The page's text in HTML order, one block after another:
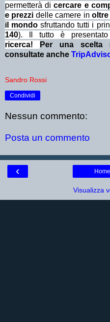
permetterà dicercare e
e prezzi delle camere inoltre
il mondo sfruttando tutti i
140). Il tutto è presentato
ricerca!
Per una scelta
consultate anche
Sandro Rossi
Condividi
Nessun commento:
Posta un commento
‹
Visualizza